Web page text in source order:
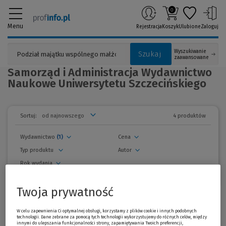
Menu
Szukaj
Wyszukiwanie
zaawansowane
Rejestracja
0
KoszykUlubioneZaloguj
Samorząd i Administracja Wydawnictwo
Naukowe Uniwersytetu Szczecińskiego
Sortuj: 4 produktów
Wydawnictwo (1)
Autor
Cena
Rok wydania
Typ produktu
zwiń
Wszystkie produkty
Twoja prywatność
W celu zapewnienia Ci optymalnej obsługi, korzystamy z plików cookie i innych podobnych
technologii. Dane zebrane za pomocą tych technologii wykorzystujemy do różnych celów, między
innymi do ulepszania funkcjonalności strony, zapamiętywania Twoich preferencji,